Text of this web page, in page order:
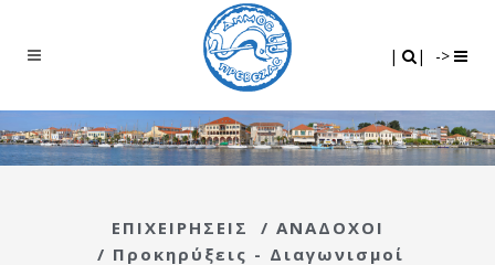
| | ->
ΕΠΙΧΕΙΡΗΣΕΙΣ / ΑΝΑΔΟΧΟΙ
/ Προκηρύξεις - Διαγωνισμοί